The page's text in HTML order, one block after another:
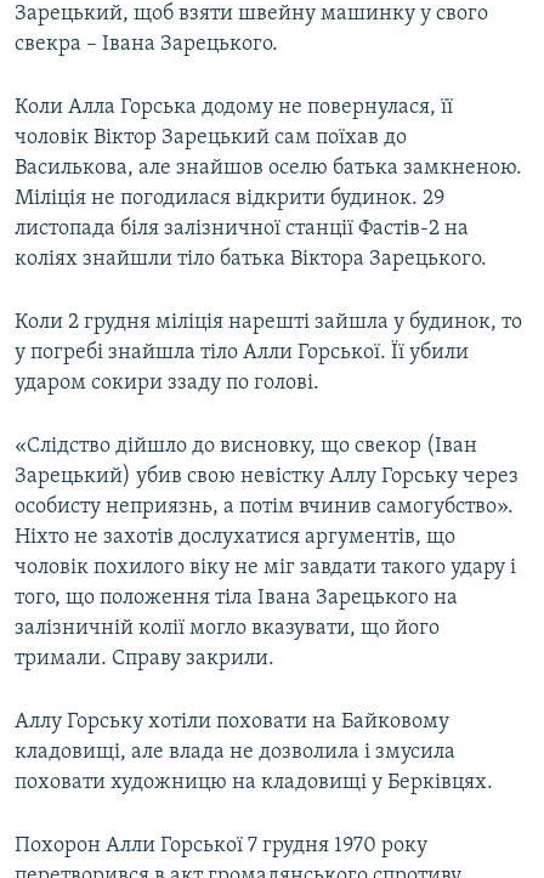
Зарецький, щоб взяти швейну машинку у свого
свекра – Івана Зарецького.
Коли Алла Горська додому не повернулася, її
чоловік Віктор Зарецький сам поїхав до
Василькова, але знайшов оселю батька замкненою.
Міліція не погодилася відкрити будинок. 29
листопада біля залізничної станції Фастів-2 на
коліях знайшли тіло батька Віктора Зарецького.
Коли 2 грудня міліція нарешті зайшла у будинок, то
у погребі знайшла тіло Алли Горської. Її убили
ударом сокири ззаду по голові.
«Слідство дійшло до висновку, що свекор (Іван
Зарецький) убив свою невістку Аллу Горську через
особисту неприязнь, а потім вчинив самогубство».
Ніхто не захотів дослухатися аргументів, що
чоловік похилого віку не міг завдати такого удару і
того, що положення тіла Івана Зарецького на
залізничній колії могло вказувати, що його
тримали. Справу закрили.
Аллу Горську хотіли поховати на Байковому
кладовищі, але влада не дозволила і змусила
поховати художницю на кладовищі у Берківцях.
Похорон Алли Горської 7 грудня 1970 року